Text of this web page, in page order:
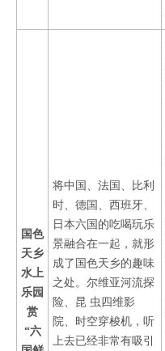
国色
天乡
水上
乐园
赏
“六
将中国、法国、比利
时、德国、西班牙、
日本六国的吃喝玩乐
景融合在一起，就形
成了国色天乡的趣味
之处。尔维亚河流探
险、昆 虫四维影
院、时空穿梭机，听
上去已经非常有吸引